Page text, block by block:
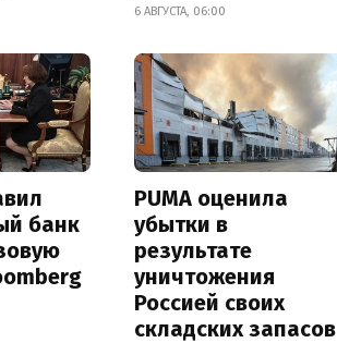
6 АВГУСТА, 06:00
банк
PUMA оценила
убытки в
результате
уничтожения
Россией своих
складских запасов